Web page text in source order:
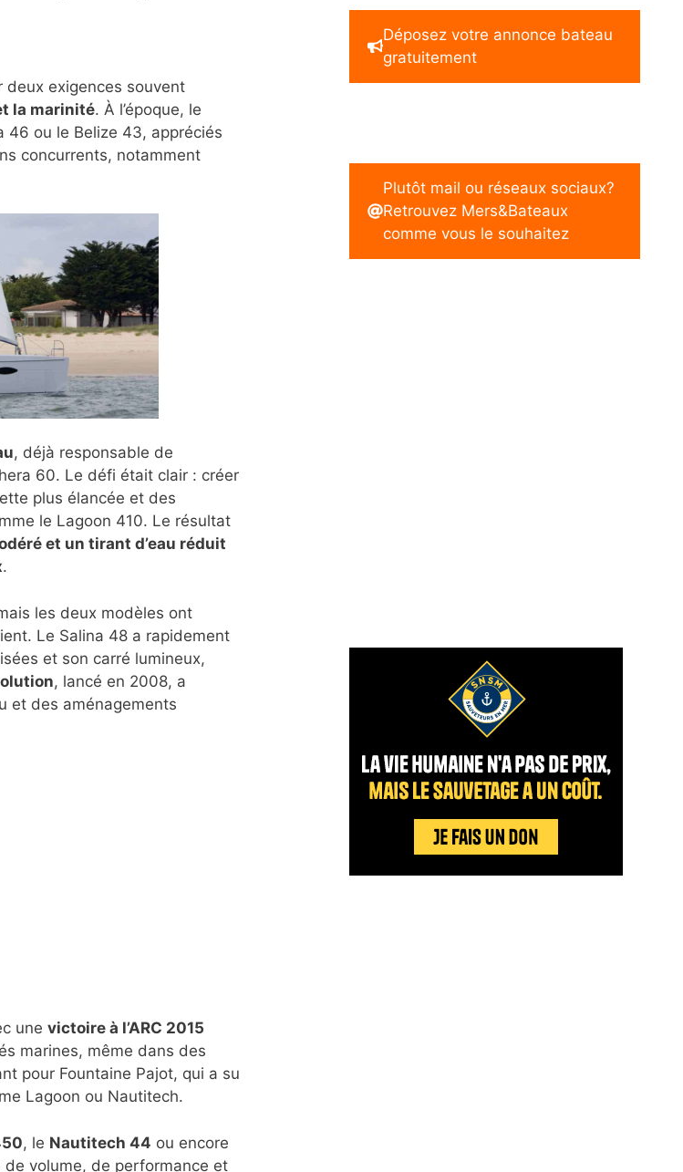
deux exigences souvent
la marinité. À l’époque, le
46 ou le Belize 43, appréciés
concurrents, notamment
, déjà responsable de
60. Le défi était clair : créer
plus élancée et des
le Lagoon 410. Le résultat
et un tirant d’eau réduit
.
les deux modèles ont
Le Salina 48 a rapidement
et son carré lumineux,
, lancé en 2008, a
et des aménagements
une victoire à l’ARC 2015
marines, même dans des
pour Fountaine Pajot, qui a su
Lagoon ou Nautitech.
, le Nautitech 44 ou encore
volume, de performance et
Déposez votre annonce bateau
gratuitement
Plutôt mail ou réseaux sociaux?
Retrouvez Mers&Bateaux
comme vous le souhaitez